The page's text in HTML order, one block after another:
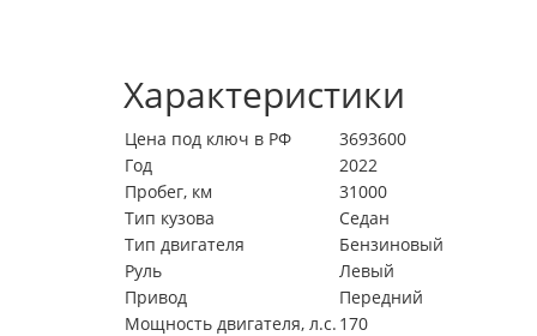
Характеристики
Цена под ключ в РФ
3693600
Год
2022
Пробег, км
31000
Тип кузова
Седан
Тип двигателя
Бензиновый
Руль
Левый
Привод
Передний
Мощность двигателя, л.с. 170